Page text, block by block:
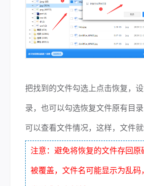
把找到的文件勾选上点击恢复，
录，也可以勾选恢复文件原有目
可以查看文件情况，这样，文件就
注意：避免将恢复的文件存回原
被覆盖，文件名可能显示为乱码